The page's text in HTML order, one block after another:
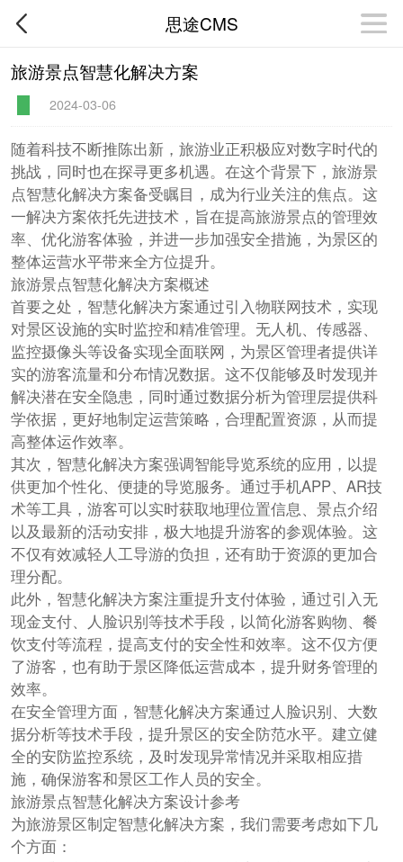
思途CMS
旅游景点智慧化解决方案
2024-03-06
随着科技不断推陈出新，旅游业正积极应对数字时代的
挑战，同时也在探寻更多机遇。在这个背景下，旅游景
点智慧化解决方案备受瞩目，成为行业关注的焦点。这
一解决方案依托先进技术，旨在提高旅游景点的管理效
率、优化游客体验，并进一步加强安全措施，为景区的
整体运营水平带来全方位提升。
旅游景点智慧化解决方案概述
首要之处，智慧化解决方案通过引入物联网技术，实现
对景区设施的实时监控和精准管理。无人机、传感器、
监控摄像头等设备实现全面联网，为景区管理者提供详
实的游客流量和分布情况数据。这不仅能够及时发现并
解决潜在安全隐患，同时通过数据分析为管理层提供科
学依据，更好地制定运营策略，合理配置资源，从而提
高整体运作效率。
其次，智慧化解决方案强调智能导览系统的应用，以提
供更加个性化、便捷的导览服务。通过手机APP、AR技
术等工具，游客可以实时获取地理位置信息、景点介绍
以及最新的活动安排，极大地提升游客的参观体验。这
不仅有效减轻人工导游的负担，还有助于资源的更加合
理分配。
此外，智慧化解决方案注重提升支付体验，通过引入无
现金支付、人脸识别等技术手段，以简化游客购物、餐
饮支付等流程，提高支付的安全性和效率。这不仅方便
了游客，也有助于景区降低运营成本，提升财务管理的
效率。
在安全管理方面，智慧化解决方案通过人脸识别、大数
据分析等技术手段，提升景区的安全防范水平。建立健
全的安防监控系统，及时发现异常情况并采取相应措
施，确保游客和景区工作人员的安全。
旅游景点智慧化解决方案设计参考
为旅游景区制定智慧化解决方案，我们需要考虑如下几
个方面：